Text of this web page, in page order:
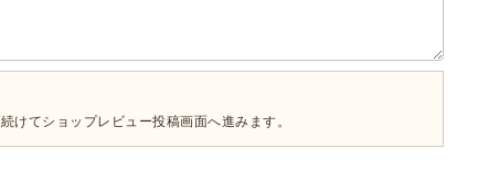
てショップレビュー投稿画面へ進みます。